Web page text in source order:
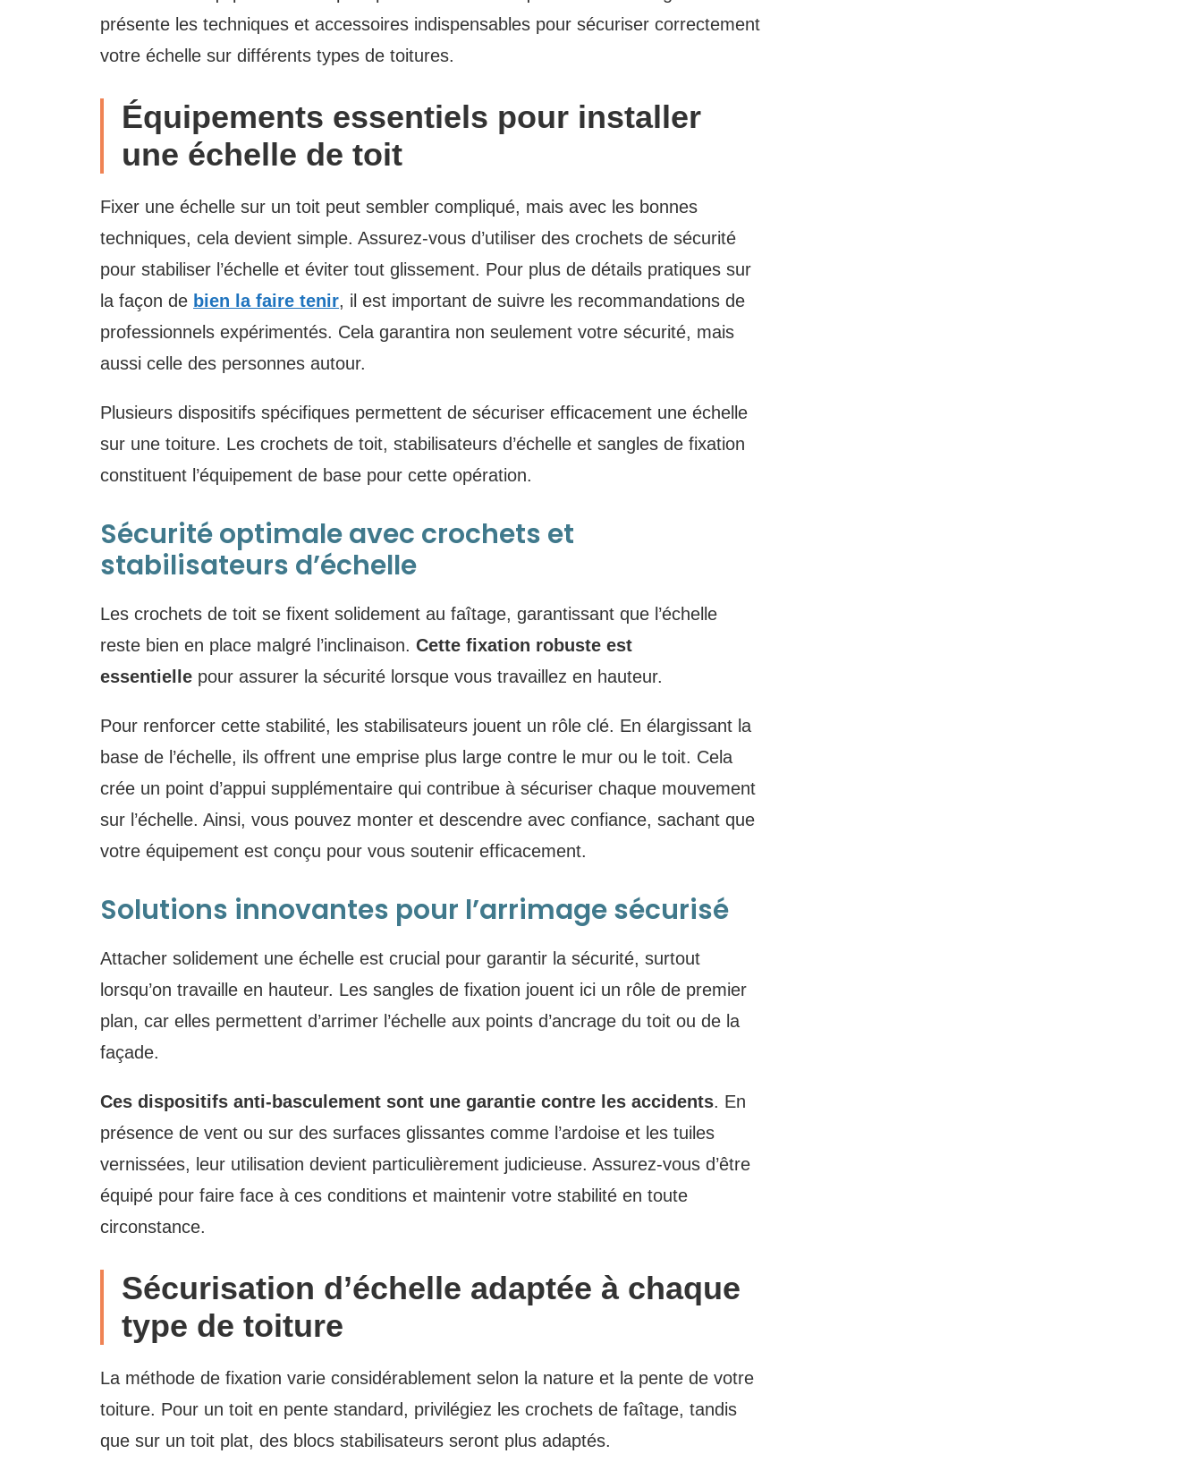
présente les techniques et accessoires indispensables pour sécuriser correctement
votre échelle sur différents types de toitures.
Équipements essentiels pour installer
une échelle de toit
Fixer une échelle sur un toit peut sembler compliqué, mais avec les bonnes
techniques, cela devient simple. Assurez-vous d’utiliser des crochets de sécurité
pour stabiliser l’échelle et éviter tout glissement. Pour plus de détails pratiques sur
la façon de bien la faire tenir, il est important de suivre les recommandations de
professionnels expérimentés. Cela garantira non seulement votre sécurité, mais
aussi celle des personnes autour.
Plusieurs dispositifs spécifiques permettent de sécuriser efficacement une échelle
sur une toiture. Les crochets de toit, stabilisateurs d’échelle et sangles de fixation
constituent l’équipement de base pour cette opération.
Sécurité optimale avec crochets et
stabilisateurs d’échelle
Les crochets de toit se fixent solidement au faîtage, garantissant que l’échelle
reste bien en place malgré l’inclinaison. Cette fixation robuste est
essentielle pour assurer la sécurité lorsque vous travaillez en hauteur.
Pour renforcer cette stabilité, les stabilisateurs jouent un rôle clé. En élargissant la
base de l’échelle, ils offrent une emprise plus large contre le mur ou le toit. Cela
crée un point d’appui supplémentaire qui contribue à sécuriser chaque mouvement
sur l’échelle. Ainsi, vous pouvez monter et descendre avec confiance, sachant que
votre équipement est conçu pour vous soutenir efficacement.
Solutions innovantes pour l’arrimage sécurisé
Attacher solidement une échelle est crucial pour garantir la sécurité, surtout
lorsqu’on travaille en hauteur. Les sangles de fixation jouent ici un rôle de premier
plan, car elles permettent d’arrimer l’échelle aux points d’ancrage du toit ou de la
façade.
Ces dispositifs anti-basculement sont une garantie contre les accidents. En
présence de vent ou sur des surfaces glissantes comme l’ardoise et les tuiles
vernissées, leur utilisation devient particulièrement judicieuse. Assurez-vous d’être
équipé pour faire face à ces conditions et maintenir votre stabilité en toute
circonstance.
Sécurisation d’échelle adaptée à chaque
type de toiture
La méthode de fixation varie considérablement selon la nature et la pente de votre
toiture. Pour un toit en pente standard, privilégiez les crochets de faîtage, tandis
que sur un toit plat, des blocs stabilisateurs seront plus adaptés.